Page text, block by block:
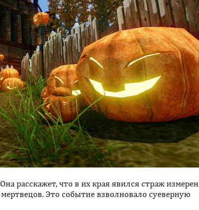
расскажет, что в их края явился страж
Это событие взволновало суеверную